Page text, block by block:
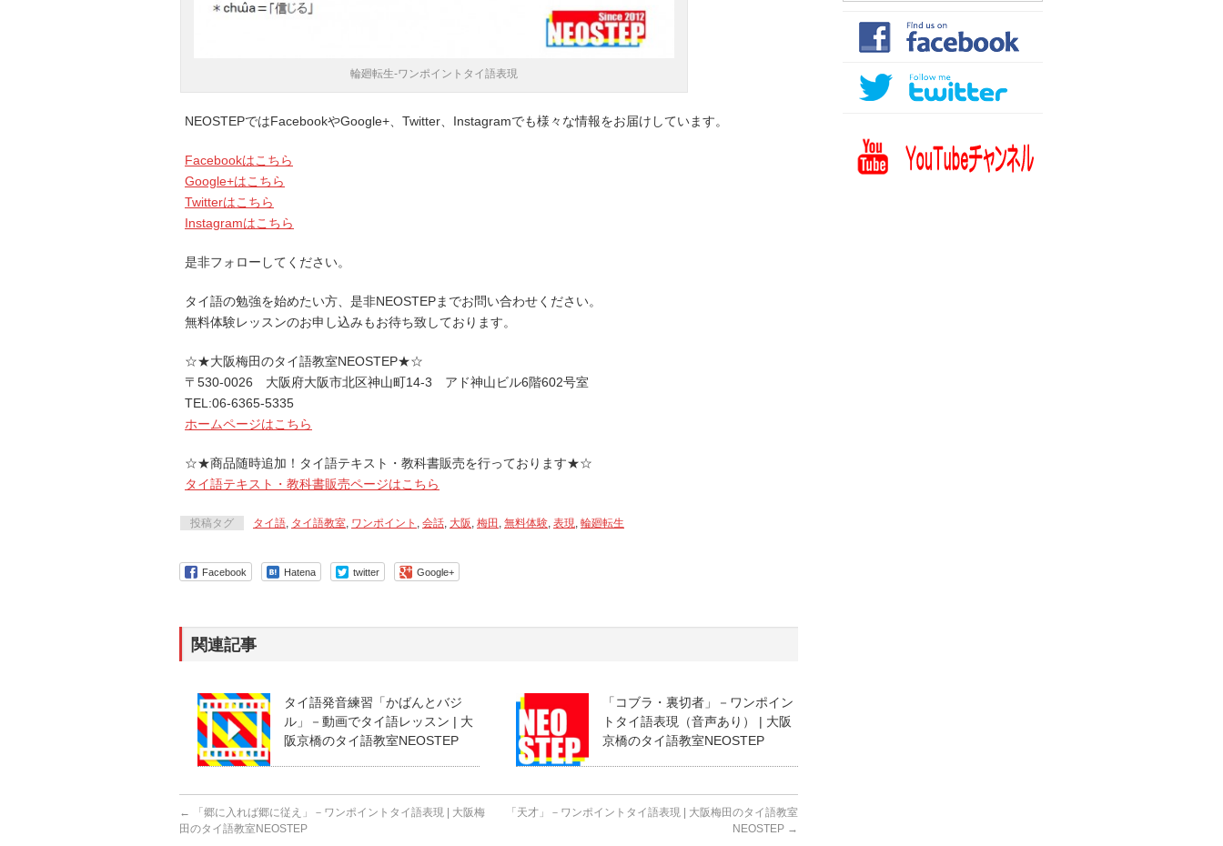
輪廻転生-ワンポイントタイ語表現
NEOSTEPではFacebookやGoogle+、Twitter、Instagramでも様々な情報をお届けしています。
Facebookはこちら
Google+はこちら
Twitterはこちら
Instagramはこちら
是非フォローしてください。
タイ語の勉強を始めたい方、是非NEOSTEPまでお問い合わせください。
無料体験レッスンのお申し込みもお待ち致しております。
☆★大阪梅田のタイ語教室NEOSTEP★☆
〒530-0026 大阪府大阪市北区神山町14-3 アド神山ビル6階602号室
TEL:06-6365-5335
ホームページはこちら
☆★商品随時追加！タイ語テキスト・教科書販売を行っております★☆
タイ語テキスト・教科書販売ページはこちら
投稿タグ タイ語 タイ語教室 ワンポイント 会話 大阪 梅田 無料体験 表現 輪廻転生
Facebook Hatena twitter Google+
関連記事
タイ語発音練習「かばんとバジ
ル」－動画でタイ語レッスン | 大
阪京橋のタイ語教室NEOSTEP
「コブラ・裏切者」－ワンポイン
トタイ語表現（音声あり） | 大阪
京橋のタイ語教室NEOSTEP
←
「郷に入れば郷に従え」－ワンポイントタイ語表現 | 大阪梅
田のタイ語教室NEOSTEP
「天才」－ワンポイントタイ語表現 | 大阪梅田のタイ語教室
NEOSTEP →